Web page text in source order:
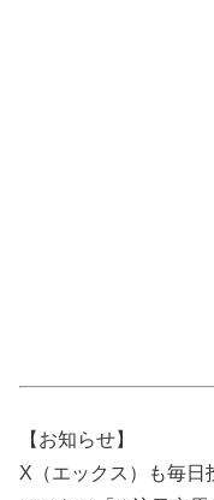
【お知らせ】
X（エックス）も毎日